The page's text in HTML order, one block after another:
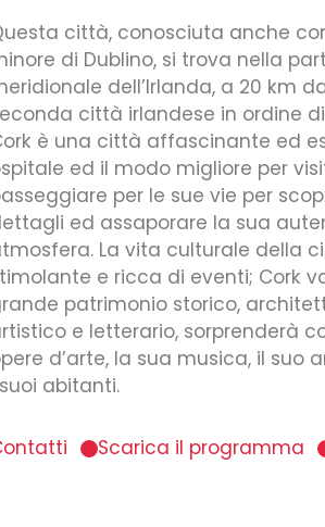
città, conosciuta anche
di Dublino, si trova nella
dell’Irlanda, a 20 km
città irlandese in ordine
è una città affascinante ed
ed il modo migliore per
per le sue vie per
ed assaporare la sua
La vita culturale della
e ricca di eventi; Cork
patrimonio storico,
e letterario, sorprenderà
d’arte, la sua musica, il suo
abitanti.
Scarica il programma